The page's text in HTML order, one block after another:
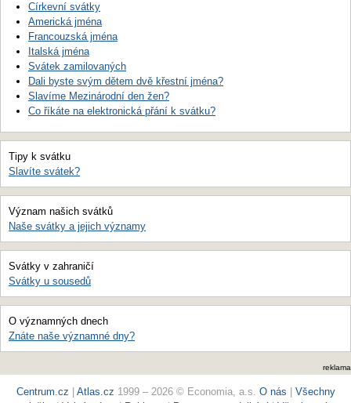
Církevní svátky
Americká jména
Francouzská jména
Italská jména
Svátek zamilovaných
Dali byste svým dětem dvě křestní jména?
Slavíme Mezinárodní den žen?
Co říkáte na elektronická přání k svátku?
Tipy k svátku
Slavíte svátek?
Význam našich svátků
Naše svátky a jejich významy
Svátky v zahraničí
Svátky u sousedů
O významných dnech
Znáte naše významné dny?
reklama
Centrum.cz Atlas.cz 1999 – 2026 © Economia, a.s. O nás
Všechny